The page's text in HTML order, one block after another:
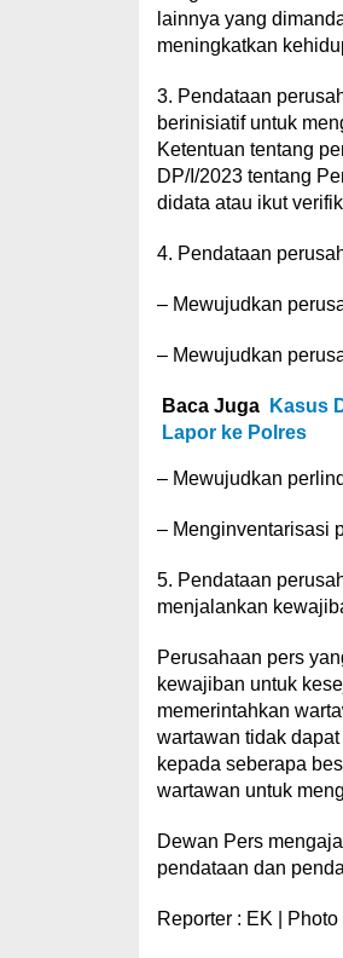
lainnya yang
meningkatkan
3. Pendataan
berinisiatif untuk
Ketentuan tentang
DP/I/2023 tentang
didata atau ikut
4. Pendataan
– Mewujudkan
– Mewujudkan
Baca Juga
Kasus
Lapor ke Polres
– Mewujudkan
– Menginventarisasi
5. Pendataan
menjalankan
Perusahaan pers
kewajiban untuk
memerintahkan
wartawan tidak
kepada seberapa
wartawan untuk
Dewan Pers
pendataan dan
Reporter : EK |